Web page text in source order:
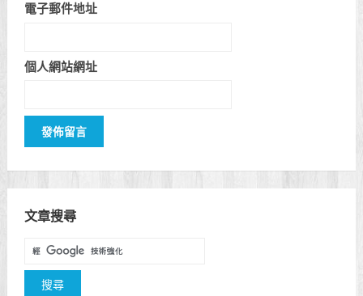
電子郵件地址
個人網站網址
文章搜尋